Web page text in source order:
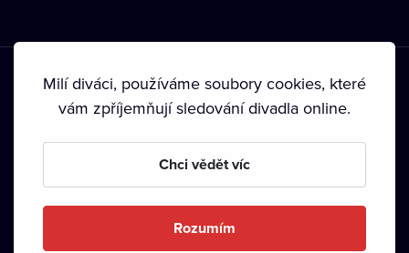
Podmínky používání • Ochrana soukromí • Zásady používání
• Autorská práva•
Milí diváci, používáme soubory cookies, které
vám zpříjemňují sledování divadla online.
Chci vědět víc
Rozumím